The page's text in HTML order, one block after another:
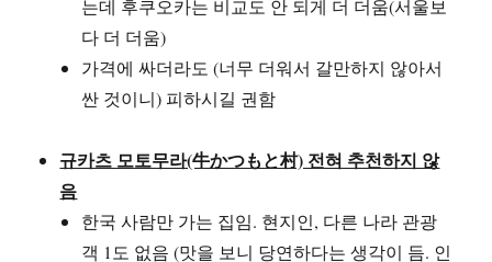
는데 후쿠오카는 비교도 안 되게 더 더움(서울보
다 더 더움)
가격에 싸더라도 (너무 더워서 갈만하지 않아서
싼 것이니) 피하시길 권함
규카츠 모토무라(牛かつもと村) 전혀 추천하지 않
음
한국 사람만 가는 집임. 현지인, 다른 나라 관광
객 1도 없음 (맛을 보니 당연하다는 생각이 듬. 인